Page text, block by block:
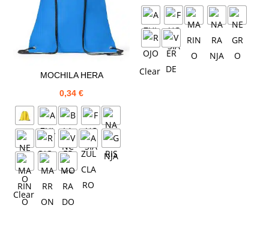
MOCHILA HERA
0,34€
Clear
Clear